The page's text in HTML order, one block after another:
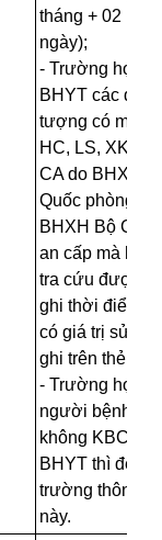
tháng + 02 ký
ngày);
- Trường hợp
BHYT các đối
tượng có mã
HC, LS, XK,
CA do BHXH
Quốc phòng,
BHXH Bộ Công
an cấp mà
tra cứu được
ghi thời điểm
có giá trị sử
ghi trên thẻ
- Trường hợp
người bệnh
không KBCB
BHYT thì để
trường thông
này.